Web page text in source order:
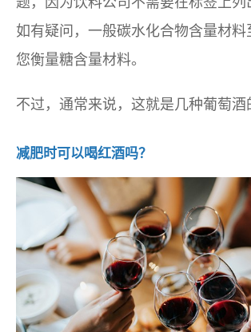
如有疑问，一般碳水化合物含量材料
您衡量糖含量材料。
不过，通常来说，这就是几种葡萄酒
减肥时可以喝红酒吗？